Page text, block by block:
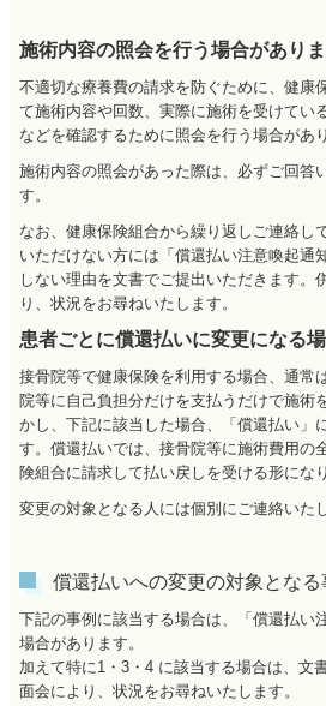
施術内容の照会を行う場合があり
不適切な療養費の請求を防ぐために、健康
て施術内容や回数、実際に施術を受けてい
などを確認するために照会を行う場合があ
施術内容の照会があった際は、必ずご回答
す。
なお、健康保険組合から繰り返しご連絡し
いただけない方には「償還払い注意喚起通
しない理由を文書でご提出いただきます。
り、状況をお尋ねいたします。
患者ごとに償還払いに変更になる
接骨院等で健康保険を利用する場合、通常
院等に自己負担分だけを支払うだけで施術
かし、下記に該当した場合、「償還払い」
す。償還払いでは、接骨院等に施術費用の
険組合に請求して払い戻しを受ける形にな
変更の対象となる人には個別にご連絡いた
償還払いへの変更の対象となる
下記の事例に該当する場合は、「償還払い
場合があります。
加えて特に1・3・4 に該当する場合は、文
面会により、状況をお尋ねいたします。